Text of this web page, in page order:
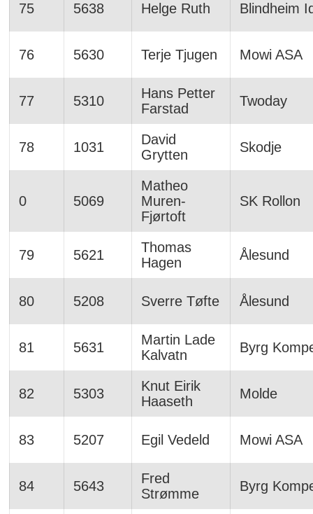
75 5638 Helge Ruth Blindheim
76 5630 Terje Tjugen Mowi ASA
77 5310
Hans Petter
Farstad
Twoday
78 1031
David
Grytten
Skodje
0 5069
Matheo
Muren-
Fjørtoft
SK Rollon
79 5621
Thomas
Hagen
Ålesund
80 5208 Sverre Tøfte Ålesund
81 5631
Martin Lade
Kalvatn
Byrg
82 5303
Knut Eirik
Haaseth
Molde
83 5207 Egil Vedeld Mowi ASA
84 5643
Fred
Strømme
Byrg